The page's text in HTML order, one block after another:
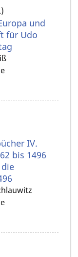
und
für Udo
IV.
bis 1496